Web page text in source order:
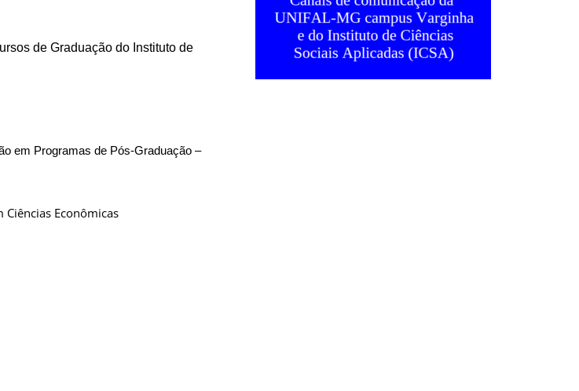
de Graduação do Instituto de
em Programas de Pós-Graduação –
Econômicas